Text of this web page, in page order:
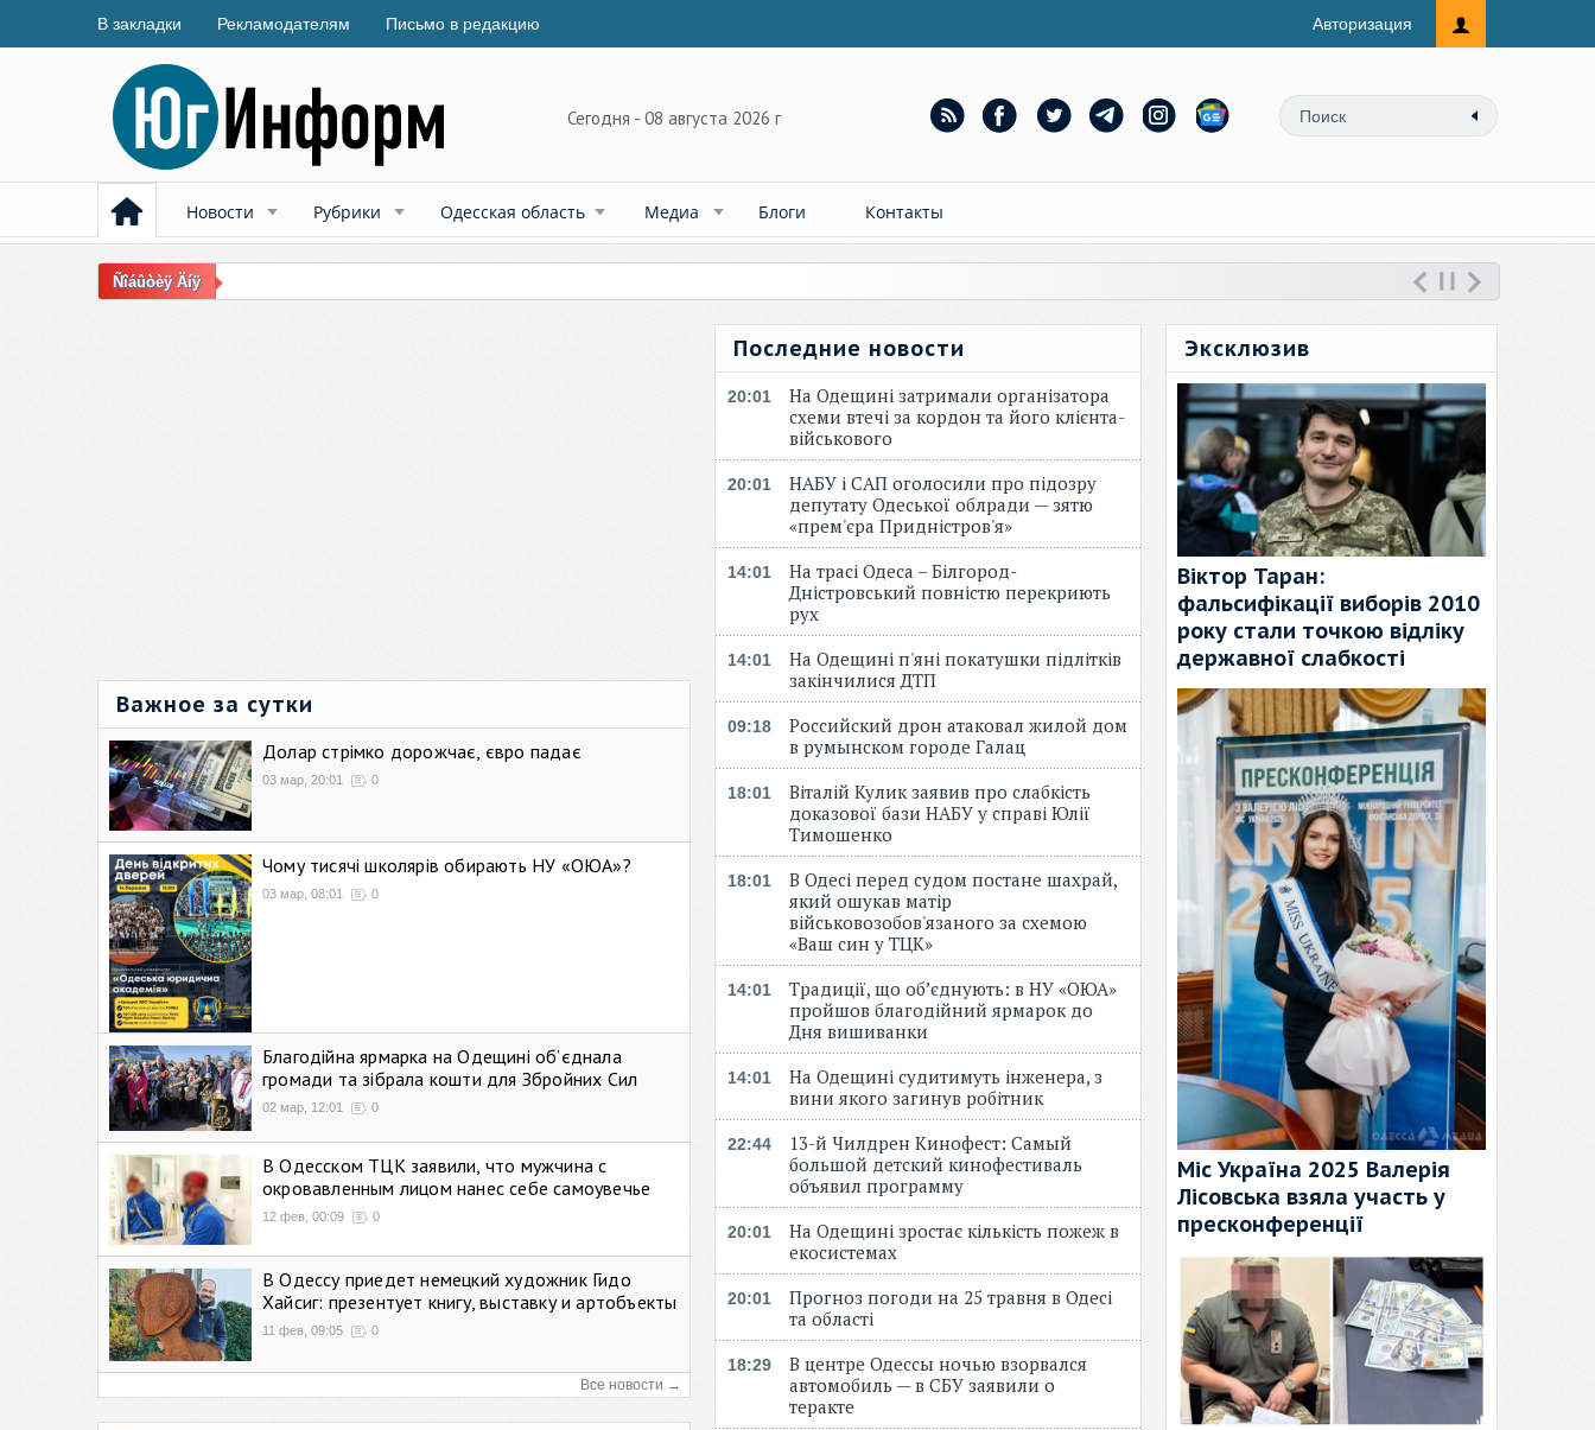
В закладки Рекламодателям Письмо в редакцию Авторизация
Сегодня - 08 августа 2026 г
Новости Рубрики Одесская область Медиа Блоги Контакты
Ñîáûòèÿ Äíÿ
Важное за сутки
Долар стрімко дорожчає, євро падає
03 мар, 20:01 0
Чому тисячі школярів обирають НУ «ОЮА»?
03 мар, 08:01 0
Благодійна ярмарка на Одещині об’єднала
громади та зібрала кошти для Збройних Сил
02 мар, 12:01 0
В Одесском ТЦК заявили, что мужчина с
окровавленным лицом нанес себе самоувечье
12 фев, 00:09 0
В Одессу приедет немецкий художник Гидо
Хайсиг: презентует книгу, выставку и артобъекты
11 фев, 09:05 0
Все новости →
Последние новости
20:01
На Одещині затримали організатора
схеми втечі за кордон та його клієнта-
військового
20:01
НАБУ і САП оголосили про підозру
депутату Одеської облради — зятю
«прем'єра Придністров'я»
14:01
На трасі Одеса – Білгород-
Дністровський повністю перекриють
рух
14:01
На Одещині п'яні покатушки підлітків
закінчилися ДТП
09:18
Российский дрон атаковал жилой дом
в румынском городе Галац
18:01
Віталій Кулик заявив про слабкість
доказової бази НАБУ у справі Юлії
Тимошенко
18:01
В Одесі перед судом постане шахрай,
який ошукав матір
військовозобов'язаного за схемою
«Ваш син у ТЦК»
14:01
Традиції, що об’єднують: в НУ «ОЮА»
пройшов благодійний ярмарок до
Дня вишиванки
14:01
На Одещині судитимуть інженера, з
вини якого загинув робітник
22:44
13-й Чилдрен Кинофест: Самый
большой детский кинофестиваль
объявил программу
20:01
На Одещині зростає кількість пожеж в
екосистемах
20:01
Прогноз погоди на 25 травня в Одесі
та області
18:29
В центре Одессы ночью взорвался
автомобиль — в СБУ заявили о
теракте
Эксклюзив
Віктор Таран:
фальсифікації виборів 2010
року стали точкою відліку
державної слабкості
Міс Україна 2025 Валерія
Лісовська взяла участь у
пресконференції